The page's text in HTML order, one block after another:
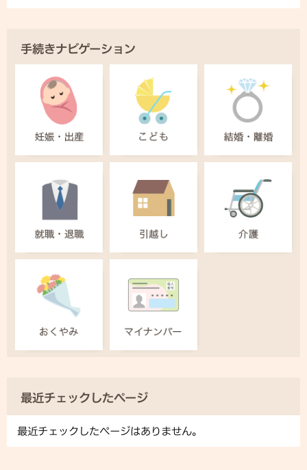
手続きナビゲーション
最近チェックしたページ
最近チェックしたページはありません。